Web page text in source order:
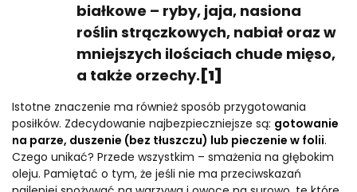
białkowe – ryby, jaja, nasiona
roślin strączkowych, nabiał oraz w
mniejszych ilościach chude mięso,
a także orzechy. [1]
Istotne znaczenie ma również sposób przygotowania
posiłków. Zdecydowanie najbezpieczniejsze są: gotowanie
na parze, duszenie (bez tłuszczu) lub pieczenie w folii.
Czego unikać? Przede wszystkim – smażenia na głębokim
oleju. Pamiętać o tym, że jeśli nie ma przeciwskazań